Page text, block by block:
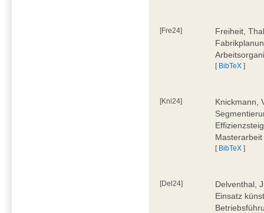
[Fre24]
Freiheit,
[ BibTeX ]
[Kni24]
Knickmann,
[ BibTeX ]
[Del24]
Delventhal,
Einsatz